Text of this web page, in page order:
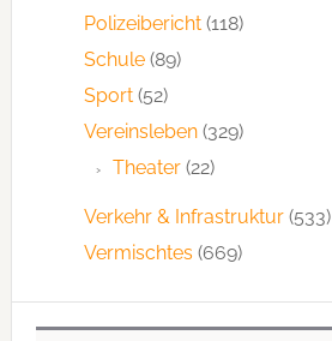
Polizeibericht(118)
Schule(89)
Sport(52)
Vereinsleben(329)
Theater(22)
Verkehr & Infrastruktur(533)
Vermischtes (669)